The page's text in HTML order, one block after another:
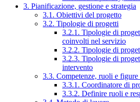
3. Pianificazione, gestione e strategia
3.1. Obiettivi del progetto
3.2. Tipologie di progetti
3.2.1. Tipologie di
coinvolti nel servizio
3.2.2. Tipologie di
3.2.3. Tipologie di
intervento
3.3. Competenze, ruoli e
3.3.1. Coordinatore di
3.3.2. Definire ruoli e